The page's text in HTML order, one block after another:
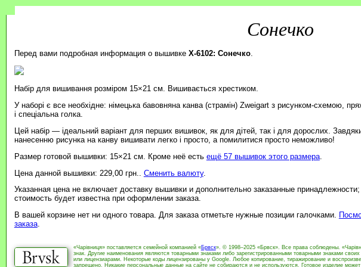
Сонечко
Перед вами подробная информация о вышивке X-6102: Сонечко.
Набір для вишивання розміром 15×21 см. Вишивається хрестиком.
У наборі є все необхідне: німецька бавовняна канва (страмін) Zweigart з рисунком-схемою,
і спеціальна голка.
Цей набір — ідеальний варіант для перших вишивок, як для дітей, так і для дорослих.
нанесенню рисунка на канву вишивати легко і просто, а помилитися просто неможливо!
Размер готовой вышивки: 15×21 см. Кроме неё есть ещё 57 вышивок этого размера.
Цена данной вышивки: 229,00 грн.. Сменить валюту.
Указанная цена не включает доставку вышивки и дополнительно заказанные принадлежности;
стоимость будет известна при оформлении заказа.
В вашей корзине нет ни одного товара. Для заказа отметьте нужные позиции галочками.
заказа.
«Чарівниця» поставляется семейной компанией «Брвск». © 1998–2025 «Брвск». Все права соблюдены.
знак. Другие наименования являются товарными знаками либо зарегистрированными товарными знаками
или лицензиарами. Некоторые коды лицензированы у Google. Любое копирование, тиражирование и
запрещено. Никакие персональные данные на сайте не собираются и не используются. Готовое изделие